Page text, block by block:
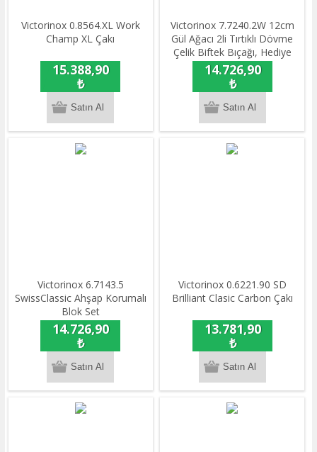
​Victorinox 0.8564.XL Work
Champ XL Çakı
15.388,90
₺
Victorinox 7.7240.2W 12cm
Gül Ağacı 2li Tırtıklı Dövme
Çelik Biftek Bıçağı, Hediye
Kutulu
14.726,90
₺
Victorinox 6.7143.5
SwissClassic Ahşap Korumalı
Blok Set
14.726,90
₺
Victorinox 0.6221.90 SD
Brilliant Clasic Carbon Çakı
13.781,90
₺